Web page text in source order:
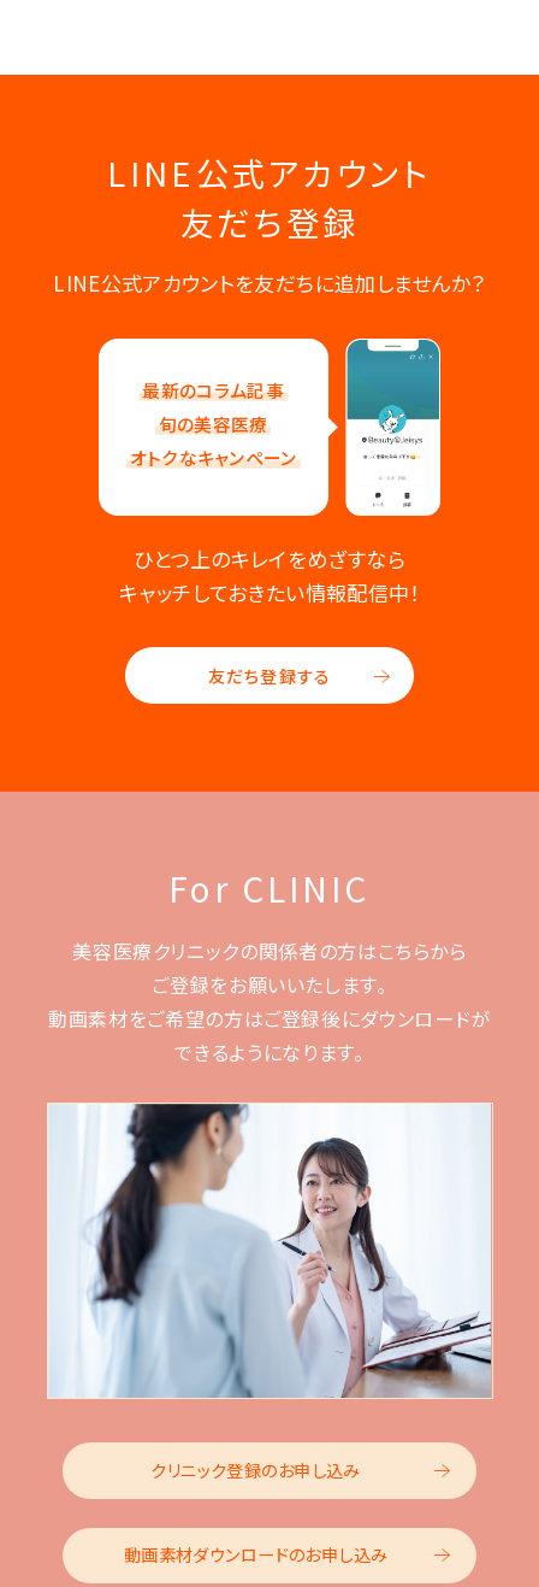
LINE公式アカウント
友だち登録
LINE公式アカウントを友だちに追加しませんか？
最新のコラム記事
旬の美容医療
オトクなキャンペーン
ひとつ上のキレイをめざすなら
キャッチしておきたい情報配信中！
友だち登録する
For CLINIC
美容医療クリニックの関係者の方はこちらから
ご登録をお願いいたします。
動画素材をご希望の方はご登録後にダウンロードが
できるようになります。
クリニック登録のお申し込み
動画素材ダウンロードのお申し込み